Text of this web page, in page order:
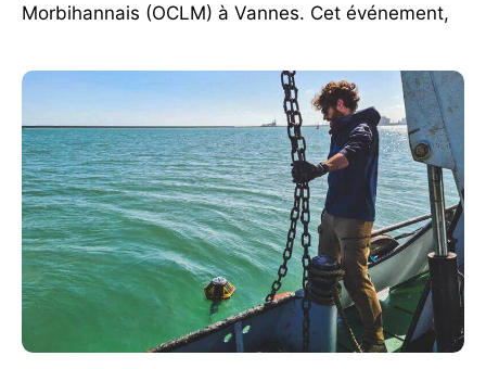
Morbihannais (OCLM) à Vannes. Cet événement,